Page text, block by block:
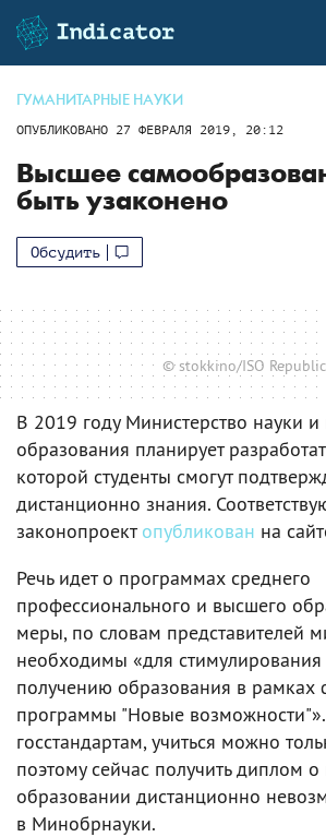
ГУМАНИТАРНЫЕ НАУКИ
ОПУБЛИКОВАНО 27 ФЕВРАЛЯ 2019, 20:12
Высшее
быть узаконено
Обсудить
© stokkino/ISO Republic
В 2019 году Министерство науки
образования планирует
которой студенты смогут
дистанционно знания.
законопроектопубликован на
Речь идет о программах среднего
профессионального и высшего
меры, по словам представителей
необходимы «для
получению образования в рамках
программы "Новые возможности"».
госстандартам, учиться можно
поэтому сейчас получить диплом
образовании дистанционно
в Минобрнауки.